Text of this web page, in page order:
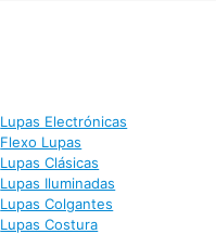
Lupas Electrónicas
Flexo Lupas
Lupas Clásicas
Lupas Iluminadas
Lupas Colgantes
Lupas Costura